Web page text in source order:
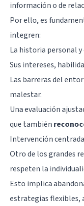
información o de
Por ello, es
integren:
La historia personal
Sus intereses,
Las barreras del
malestar.
Una evaluación
que también
Intervención
Otro de los grandes
respeten la
Esto implica
estrategias flexibles,